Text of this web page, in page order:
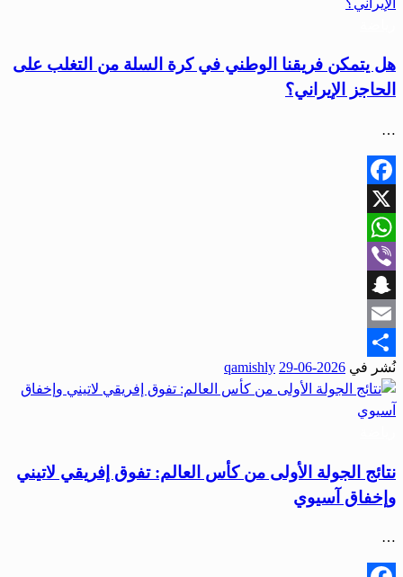
هل يتمكن فريقنا الوطني في كرة السلة من التغلب على
الحاجز الإيراني؟
…
Facebook
X
WhatsApp
Viber
Snapchat
Email
Share
نُشر في 2026-06-29
qamishly
نتائج الجولة الأولى من كأس العالم: تفوق إفريقي لاتيني
وإخفاق آسيوي
…